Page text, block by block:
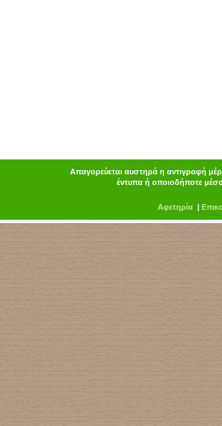
Απαγορεύεται αυστηρά η αντιγραφή
έντυπα ή οποιοδήποτε
Αφετηρία|